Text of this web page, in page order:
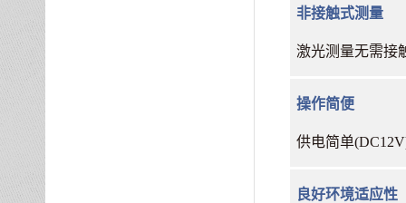
非接触式测量
激光测量无需接
操作简便
供电简单
良好环境适应性